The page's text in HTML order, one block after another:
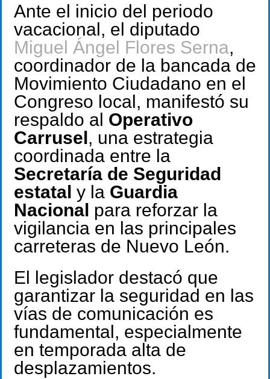
Ante el inicio del periodo
vacacional, el diputado
Miguel Ángel Flores Serna,
coordinador de la bancada de
Movimiento Ciudadano en el
Congreso local, manifestó su
respaldo al Operativo
Carrusel, una estrategia
coordinada entre la
Secretaría de Seguridad
estatal y la Guardia
Nacional para reforzar la
vigilancia en las principales
carreteras de Nuevo León.
El legislador destacó que
garantizar la seguridad en las
vías de comunicación es
fundamental, especialmente
en temporada alta de
desplazamientos.